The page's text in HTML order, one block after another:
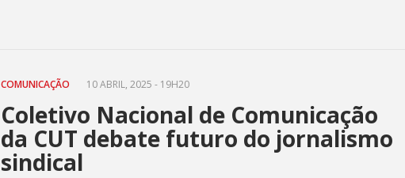
COMUNICAÇÃO 10 ABRIL, 2025 - 19H20
Coletivo Nacional de Comunicação
da CUT debate futuro do jornalismo
sindical